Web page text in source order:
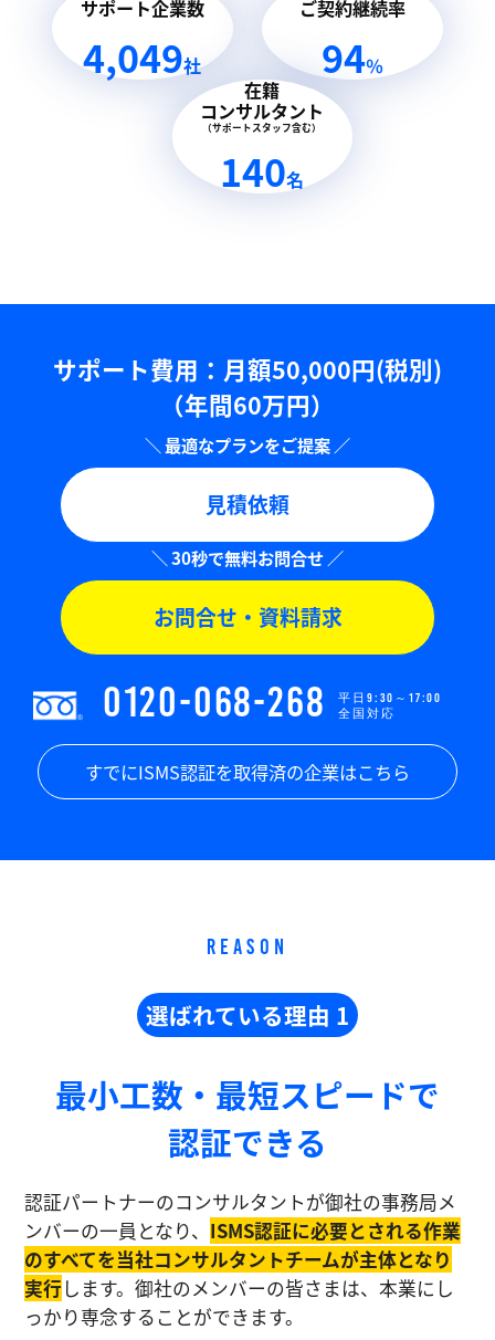
サポート企業数
4,049社
ご契約継続率
94％
在籍
コンサルタント
（サポートスタッフ含む）
140名
サポート費用：⽉額50,000円(税別)
（年間60万円）
見積依頼
お問合せ・資料請求
0120-068-268
平日9:30～17:00
全国対応
すでにISMS認証を取得済の企業はこちら
REASON
選ばれている理由 1
最小工数・最短スピードで
認証できる
認証パートナーのコンサルタントが御社の事務局メ
ンバーの一員となり、 ISMS認証に必要とされる作業
のすべてを当社コンサルタントチームが主体となり
実⾏ します。御社のメンバーの皆さまは、本業にし
っかり専念することができます。